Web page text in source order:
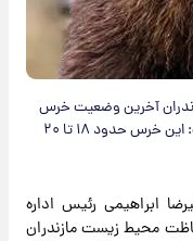
آخرین وضعیت خرس
قهوه‌ای آسیب‌دیده در آمل را تشریح کرد و گفت: این خرس حدود ۱۸ تا ۲۰
ابراهیمی رئیس اداره
محیط زیست مازندران